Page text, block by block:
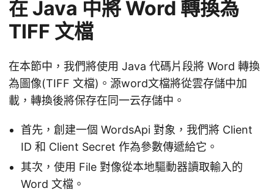
在 Java 中將 Word 轉換為
TIFF 文檔
在本節中，我們將使用 Java 代碼片段將 Word 轉換
為圖像(TIFF 文檔)。源word文檔將從雲存儲中加
載，轉換後將保存在同一云存儲中。
首先，創建一個 WordsApi 對象，我們將 Client
ID 和 Client Secret 作為參數傳遞給它。
其次，使用 File 對像從本地驅動器讀取輸入的
Word 文檔。